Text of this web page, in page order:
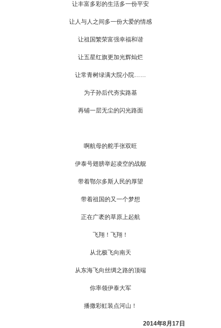
让丰富多彩的生活多一份平安
让人与人之间多一份大爱的情感
让祖国繁荣富强幸福和谐
让五星红旗更加光辉灿烂
让常青树绿满大院小院……
为子孙后代夯实路基
再铺一层无尘的闪光路面
啊航母的舵手张双旺
伊泰号翅膀举起凌空的战舰
带着鄂尔多斯人民的厚望
带着祖国的又一个梦想
正在广袤的草原上起航
飞翔！飞翔！
从北极飞向南天
从东海飞向丝绸之路的顶端
你率领伊泰大军
播撒彩虹装点河山！
2014年8月17日